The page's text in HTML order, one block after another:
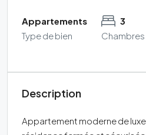
Appartements
Type de bien
3
Chambres
Description
Appartement moderne de luxe